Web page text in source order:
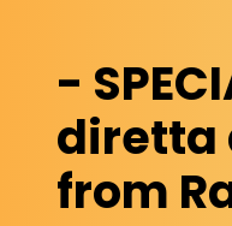
-
diretta
from